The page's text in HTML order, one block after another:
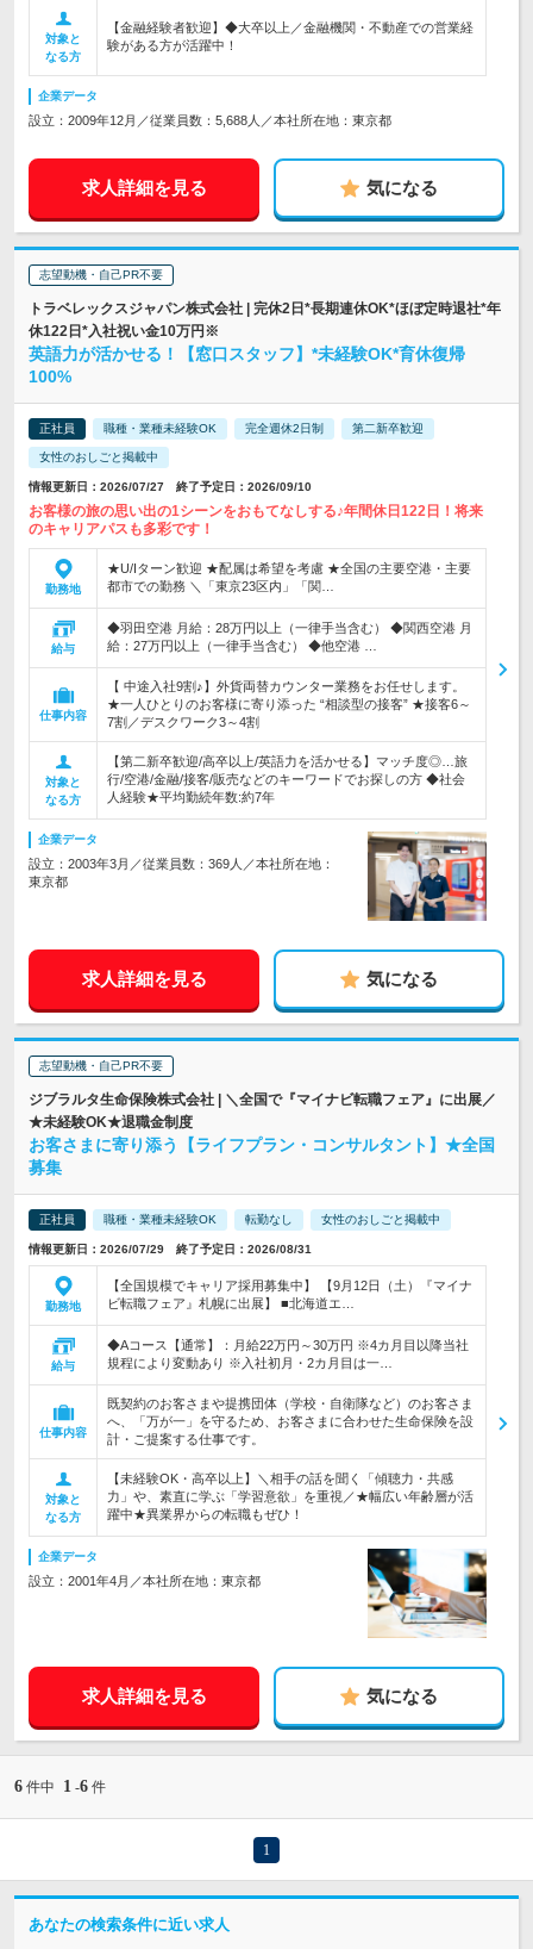
対象と
なる方
【金融経験者歓迎】◆大卒以上／金融機関・不動産での営業経
験がある方が活躍中！
企業データ
設立：2009年12月／従業員数：5,688人／本社所在地：東京都
求人詳細を見る 気になる
志望動機・自己PR不要
トラベレックスジャパン株式会社 | 完休2日*長期連休OK*ほぼ定時退社*年
休122日*入社祝い金10万円※
英語力が活かせる！【窓口スタッフ】*未経験OK*育休復帰
100%
正社員 職種・業種未経験OK 完全週休2日制 第二新卒歓迎
女性のおしごと掲載中
情報更新日：2026/07/27 終了予定日：2026/09/10
お客様の旅の思い出の1シーンをおもてなしする♪年間休日122日！将来
のキャリアパスも多彩です！
勤務地
★U/Iターン歓迎 ★配属は希望を考慮 ★全国の主要空港・主要
都市での勤務 ＼「東京23区内」「関…
給与
◆羽田空港 月給：28万円以上（一律手当含む） ◆関西空港 月
給：27万円以上（一律手当含む） ◆他空港 …
仕事内容
【 中途入社9割♪】外貨両替カウンター業務をお任せします。
★一人ひとりのお客様に寄り添った “相談型の接客” ★接客6～
7割／デスクワーク3～4割
対象と
なる方
【第二新卒歓迎/高卒以上/英語力を活かせる】マッチ度◎…旅
行/空港/金融/接客/販売などのキーワードでお探しの方 ◆社会
人経験★平均勤続年数:約7年
企業データ
設立：2003年3月／従業員数：369人／本社所在地：
東京都
求人詳細を見る 気になる
志望動機・自己PR不要
ジブラルタ生命保険株式会社 | ＼全国で『マイナビ転職フェア』に出展／
★未経験OK★退職金制度
お客さまに寄り添う【ライフプラン・コンサルタント】★全国
募集
正社員 職種・業種未経験OK 転勤なし 女性のおしごと掲載中
情報更新日：2026/07/29 終了予定日：2026/08/31
勤務地
【全国規模でキャリア採用募集中】 【9月12日（土）『マイナ
ビ転職フェア』札幌に出展】 ■北海道エ…
給与
◆Aコース【通常】：月給22万円～30万円 ※4カ月目以降当社
規程により変動あり ※入社初月・2カ月目は一…
仕事内容
既契約のお客さまや提携団体（学校・自衛隊など）のお客さま
へ、「万が一」を守るため、お客さまに合わせた生命保険を設
計・ご提案する仕事です。
対象と
なる方
【未経験OK・高卒以上】＼相手の話を聞く「傾聴力・共感
力」や、素直に学ぶ「学習意欲」を重視／★幅広い年齢層が活
躍中★異業界からの転職もぜひ！
企業データ
設立：2001年4月／本社所在地：東京都
求人詳細を見る 気になる
6 件中 1 -6 件
1
あなたの検索条件に近い求人